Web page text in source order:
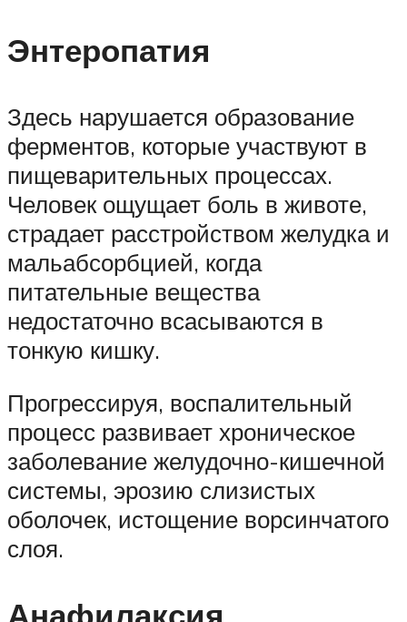
Энтеропатия
Здесь нарушается образование
ферментов, которые участвуют в
пищеварительных процессах.
Человек ощущает боль в животе,
страдает расстройством желудка и
мальабсорбцией, когда
питательные вещества
недостаточно всасываются в
тонкую кишку.
Прогрессируя, воспалительный
процесс развивает хроническое
заболевание желудочно-кишечной
системы, эрозию слизистых
оболочек, истощение ворсинчатого
слоя.